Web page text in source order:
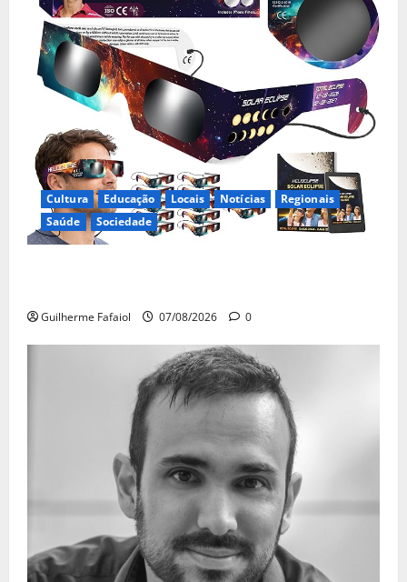
Cultura Educação Locais Notícias
Regionais
Saúde
Sociedade
Guilherme Fafaiol 07/08/2026 0